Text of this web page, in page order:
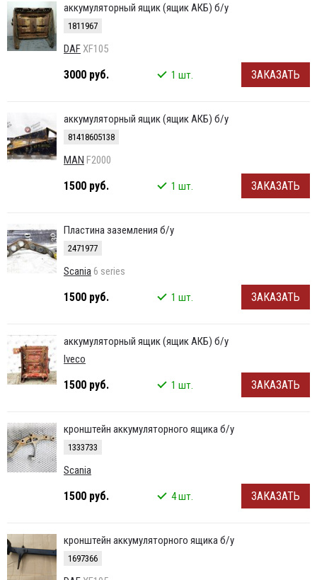
аккумуляторный ящик (ящик АКБ) б/у
1811967
DAFXF105
3000 руб. 1 шт. ЗАКАЗАТЬ
аккумуляторный ящик (ящик АКБ) б/у
81418605138
MAN F2000
1500 руб. 1 шт. ЗАКАЗАТЬ
Пластина заземления б/у
2471977
Scania6 series
1500 руб. 1 шт. ЗАКАЗАТЬ
аккумуляторный ящик (ящик АКБ) б/у
Iveco
1500 руб. 1 шт. ЗАКАЗАТЬ
кронштейн аккумуляторного ящика б/у
1333733
Scania
1500 руб. 4 шт. ЗАКАЗАТЬ
кронштейн аккумуляторного ящика б/у
1697366